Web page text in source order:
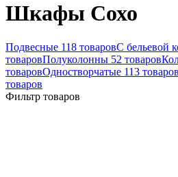
Шкафы Сохо
Подвесные 118 товаровС бельевой
товаровПолуколонны 52 товаров
товаровОдностворчатые 113 товаров
товаров
Фильтр товаров